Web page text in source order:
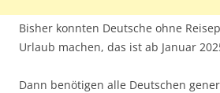
Bisher konnten Deutsche ohne
Urlaub machen, das ist ab Januar
Dann benötigen alle Deutschen